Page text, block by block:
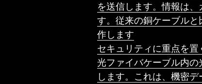
を送信します。情報は
す。従来の銅ケーブル
作します
セキュリティに重点を置
光ファイバケーブル内
します。これは、機密